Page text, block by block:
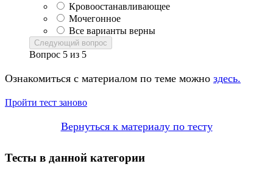
Кровоостанавливающее
Мочегонное
Все варианты верны
Следующий вопрос
Вопрос 5 из 5
Ознакомиться с материалом по теме можно здесь.
Пройти тест заново
Вернуться к материалу по тесту
Тесты в данной категории